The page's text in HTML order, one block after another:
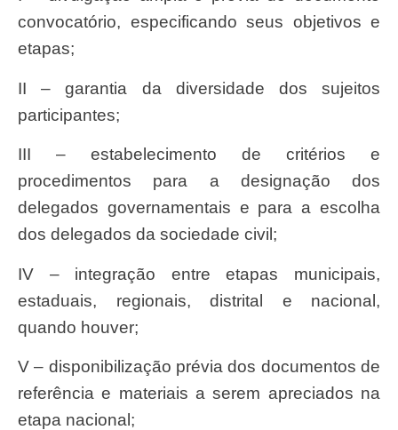
convocatório, especificando seus objetivos e
etapas;
II – garantia da diversidade dos sujeitos
participantes;
III – estabelecimento de critérios e
procedimentos para a designação dos
delegados governamentais e para a escolha
dos delegados da sociedade civil;
IV – integração entre etapas municipais,
estaduais, regionais, distrital e nacional,
quando houver;
V – disponibilização prévia dos documentos de
referência e materiais a serem apreciados na
etapa nacional;